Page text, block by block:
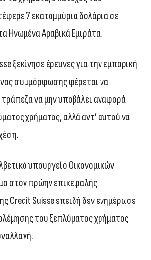
7 εκατομμύρια δολάρια σε
Ηνωμένα Αραβικά Εμιράτα.
ξεκίνησε έρευνες για την εμπορική
συμμόρφωσης φέρεται να
να μην υποβάλει αναφορά
χρήματος, αλλά αντ’ αυτού να
υπουργείο Οικονομικών
στον πρώην επικεφαλής
Credit Suisse επειδή δεν ενημέρωσε
του ξεπλύματος χρήματος